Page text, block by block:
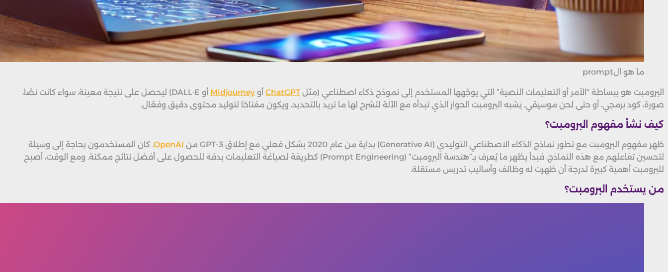
ما هو الprompt
البرومبت هو ببساطة “الأمر أو التعليمات النصية” التي يوجّهها المستخدم إلى نموذج ذكاء اصطناعي (مثلChatGPT أو Midjourney
أو DALL·E) ليحصل على نتيجة معينة، سواء كانت نصًا،
صورة، كود برمجي، أو حتى لحن موسيقي. يشبه البرومبت الحوار الذي تبدأه مع الآلة لتشرح لها ما تريد بالتحديد، ويكون مفتاحًا لتوليد محتوى دقيق وفعّال.
كيف نشأ مفهوم البرومبت؟
ظهر مفهوم البرومبت مع تطور نماذج الذكاء الاصطناعي التوليدي (Generative AI) بداية من عام 2020 بشكل فعلي مع إطلاق GPT-3 من OpenAI. كان المستخدمون بحاجة إلى وسيلة
لتحسين تفاعلهم مع هذه النماذج، فبدأ يظهر ما يُعرف بـ”هندسة البرومبت” (Prompt Engineering) كطريقة لصياغة التعليمات بدقة للحصول على أفضل نتائج ممكنة. ومع الوقت، أصبح
للبرومبت أهمية كبيرة لدرجة أن ظهرت له وظائف وأساليب تدريس مستقلة.
من يستخدم البرومبت؟